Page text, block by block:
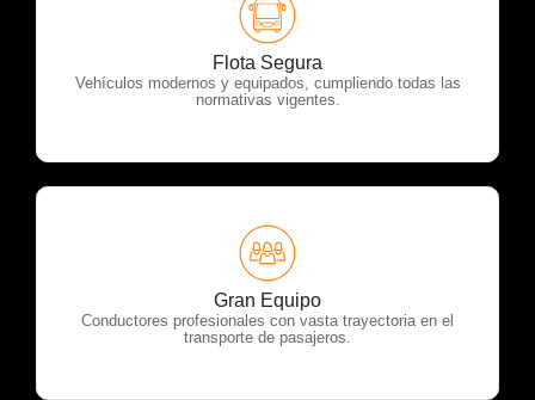
Flota Segura
Vehículos modernos y equipados, cumpliendo todas las
normativas vigentes.
OTP Servicios
Gran Equipo
Conductores profesionales con vasta trayectoria en el
transporte de pasajeros.
OTP Servicios